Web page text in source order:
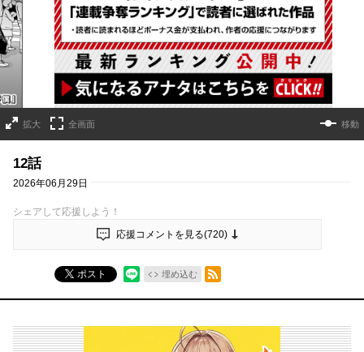
詳細ページへのリンク
拡大 全画面 移動
12話
2026年06月29日
シェアして応援しよう！
応援コメントを見る(720)
ポスト 埋め込む
RSSフィード